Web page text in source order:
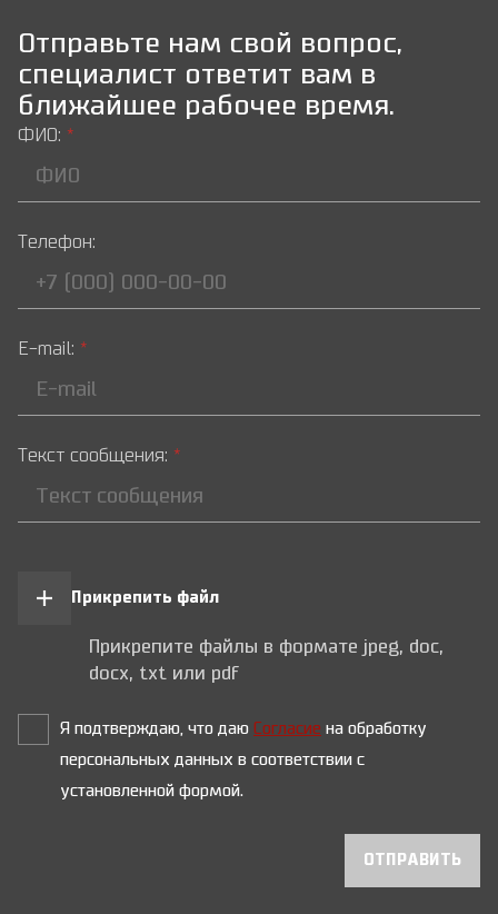
Отправьте нам свой вопрос,
специалист ответит вам в
ближайшее рабочее время.
ФИО: *
Телефон:
E-mail: *
Текст сообщения: *
Прикрепить файл
Прикрепите файлы в формате jpeg, doc,
docx, txt или pdf
Я подтверждаю, что даю Согласие на обработку
персональных данных в соответствии с
установленной формой.
ОТПРАВИТЬ